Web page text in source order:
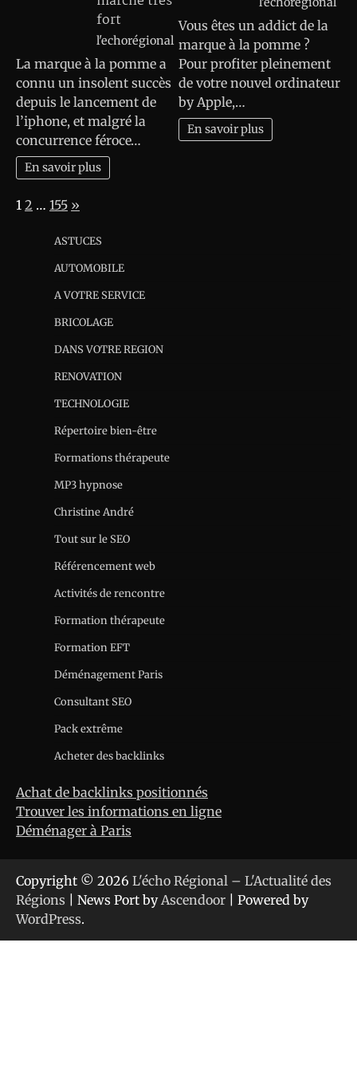
fort
l'echorégional
La marque à la pomme a
connu un insolent succès
depuis le lancement de
l’iphone, et malgré la
concurrence féroce…
En savoir plus
Vous êtes un addict de la
marque à la pomme ?
Pour profiter pleinement
de votre nouvel ordinateur
by Apple,…
En savoir plus
Page:
1 2 … 155 Next
»
ASTUCES
AUTOMOBILE
A VOTRE SERVICE
BRICOLAGE
DANS VOTRE REGION
RENOVATION
TECHNOLOGIE
Répertoire bien-être
Formations thérapeute
MP3 hypnose
Christine André
Tout sur le SEO
Référencement web
Activités de rencontre
Formation thérapeute
Formation EFT
Déménagement Paris
Consultant SEO
Pack extrême
Acheter des backlinks
Achat de backlinks positionnés
Trouver les informations en ligne
Déménager à Paris
Copyright © 2026 L'écho Régional – L'Actualité des
Régions | News Port byAscendoor | Powered by
WordPress.